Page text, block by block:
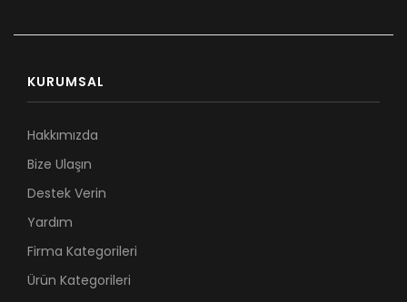
KURUMSAL
Hakkımızda
Bize Ulaşın
Destek Verin
Yardım
Firma Kategorileri
Ürün Kategorileri